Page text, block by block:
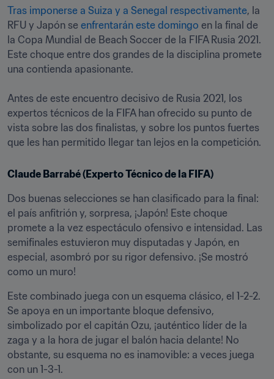
Tras imponerse a Suiza y a Senegal respectivamente, la
RFU y Japón se enfrentarán este domingo en la final de
la Copa Mundial de Beach Soccer de la FIFA Rusia 2021.
Este choque entre dos grandes de la disciplina promete
una contienda apasionante.
Antes de este encuentro decisivo de Rusia 2021, los
expertos técnicos de la FIFA han ofrecido su punto de
vista sobre las dos finalistas, y sobre los puntos fuertes
que les han permitido llegar tan lejos en la competición.
Claude Barrabé (Experto Técnico de la FIFA)
Dos buenas selecciones se han clasificado para la final:
el país anfitrión y, sorpresa, ¡Japón! Este choque
promete a la vez espectáculo ofensivo e intensidad. Las
semifinales estuvieron muy disputadas y Japón, en
especial, asombró por su rigor defensivo. ¡Se mostró
como un muro!
Este combinado juega con un esquema clásico, el 1-2-2.
Se apoya en un importante bloque defensivo,
simbolizado por el capitán Ozu, ¡auténtico líder de la
zaga y a la hora de jugar el balón hacia delante! No
obstante, su esquema no es inamovible: a veces juega
con un 1-3-1.